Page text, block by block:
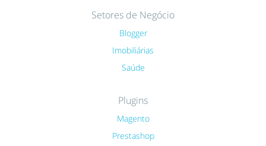
Setores de Negócio
Blogger
Imobiliárias
Saúde
Plugins
Magento
Prestashop